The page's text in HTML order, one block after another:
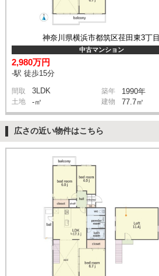
神奈川県横浜市都筑区荏田東3丁目
中古マンション
2,980万円
-駅 徒歩15分
間取 3LDK 築年 1990年
土地 -㎡ 建物 77.7㎡
広さの近い物件はこちら